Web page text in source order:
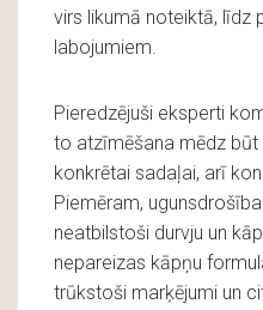
virs likumā noteiktā, līdz
labojumiem.
Pieredzējuši eksperti
to atzīmēšana mēdz
konkrētai sadaļai, arī
Piemēram,
neatbilstoši durvju un
nepareizas kāpņu
trūkstoši marķējumi un